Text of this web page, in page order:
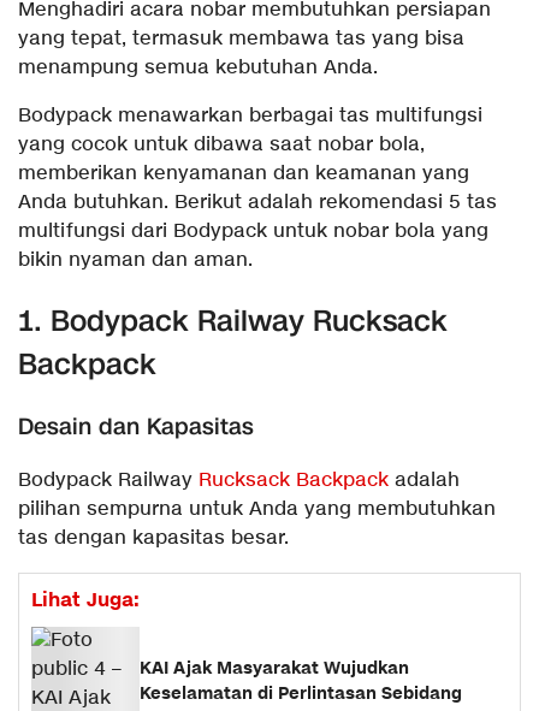
Menghadiri acara nobar membutuhkan persiapan
yang tepat, termasuk membawa tas yang bisa
menampung semua kebutuhan Anda.
Bodypack menawarkan berbagai tas multifungsi
yang cocok untuk dibawa saat nobar bola,
memberikan kenyamanan dan keamanan yang
Anda butuhkan. Berikut adalah rekomendasi 5 tas
multifungsi dari Bodypack untuk nobar bola yang
bikin nyaman dan aman.
1. Bodypack Railway Rucksack
Backpack
Desain dan Kapasitas
Bodypack Railway Rucksack Backpack adalah
pilihan sempurna untuk Anda yang membutuhkan
tas dengan kapasitas besar.
Lihat Juga:
KAI Ajak Masyarakat Wujudkan
Keselamatan di Perlintasan Sebidang